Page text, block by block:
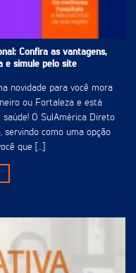
Confira as vantagens,
e simule pelo site
novidade para você mora
ou Fortaleza e está
O SulAmérica Direto
servindo como uma opção
que [...]